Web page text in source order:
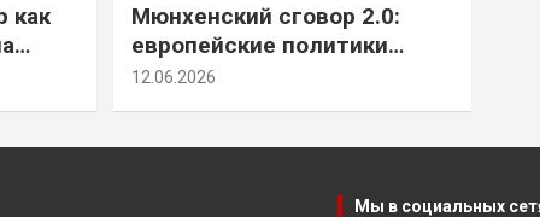
как
Мюнхенский сговор 2.0:
европейские политики
снова растят монстра у
12.06.2026
Мы в социальных